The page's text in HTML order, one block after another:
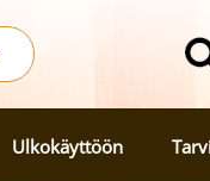
Ulkokäyttöön